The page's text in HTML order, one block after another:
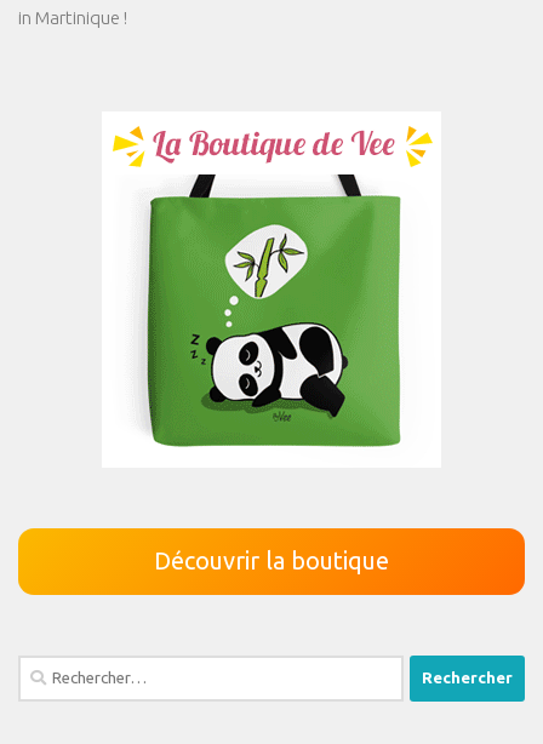
in Martinique !
Découvrir la boutique
Rechercher :